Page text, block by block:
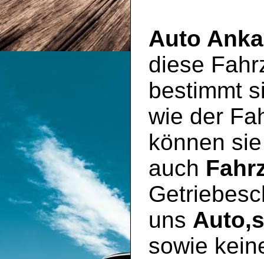
Auto
diese
bestimmt
wie der
können
auch
uns Auto,s
sowie